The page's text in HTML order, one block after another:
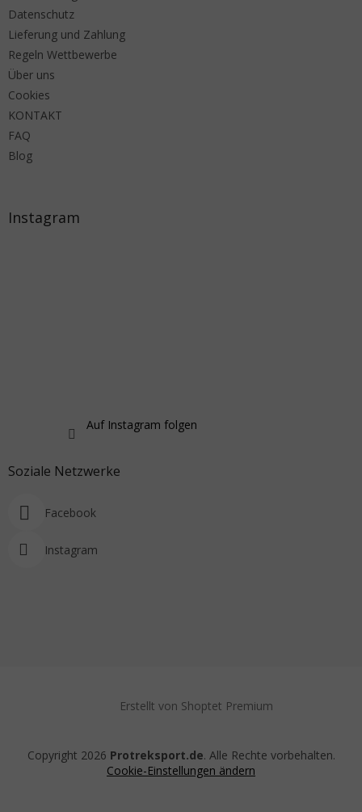
Datenschutz
Lieferung und Zahlung
Regeln Wettbewerbe
Über uns
Cookies
KONTAKT
FAQ
Blog
Instagram
Auf Instagram folgen
Soziale Netzwerke
Facebook
Instagram
Erstellt von Shoptet Premium
Copyright 2026 Protreksport.de. Alle Rechte vorbehalten.
Cookie-Einstellungen ändern